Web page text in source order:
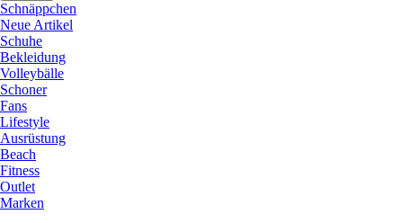
Schnäppchen
Neue Artikel
Schuhe
Bekleidung
Volleybälle
Schoner
Fans
Lifestyle
Ausrüstung
Beach
Fitness
Outlet
Marken